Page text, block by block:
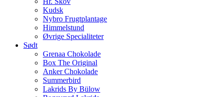
Kudsk
Nybro Frugtplantage
Himmelstund
Øvrige Specialiteter
Sødt
Grenaa Chokolade
Box The Original
Anker Chokolade
Summerbird
Lakrids By Bülow